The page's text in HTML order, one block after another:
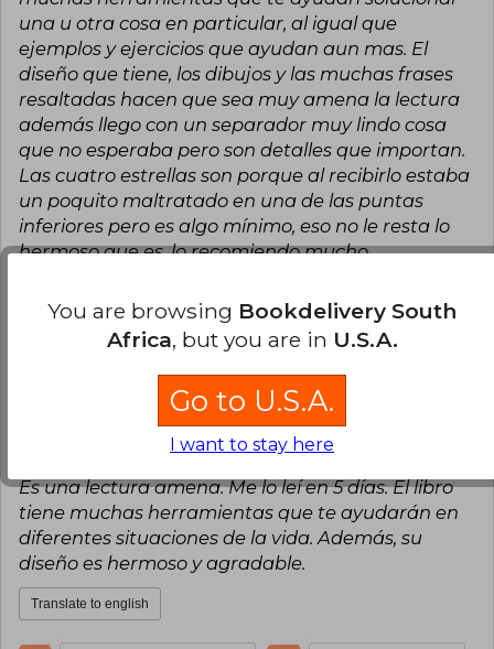
una u otra cosa en particular, al igual que
ejemplos y ejercicios que ayudan aun mas. El
diseño que tiene, los dibujos y las muchas frases
resaltadas hacen que sea muy amena la lectura
además llego con un separador muy lindo cosa
que no esperaba pero son detalles que importan.
Las cuatro estrellas son porque al recibirlo estaba
un poquito maltratado en una de las puntas
inferiores pero es algo mínimo, eso no le resta lo
hermoso que es, lo recomiendo mucho.
This review is useful 0 It is not useful
Estefanía Morales
Wednesday, June
Verified Purchase
Es una lectura amena. Me lo leí en 5 días. El libro
tiene muchas herramientas que te ayudarán en
diferentes situaciones de la vida. Además, su
diseño es hermoso y agradable.
Translate to english
You are browsing Bookdelivery South
Africa, but you are in U.S.A.
Go to U.S.A.
I want to stay here